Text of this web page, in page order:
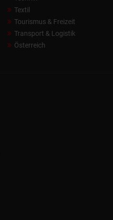
Textil
Tourismus & Freizeit
Transport & Logistik
Österreich